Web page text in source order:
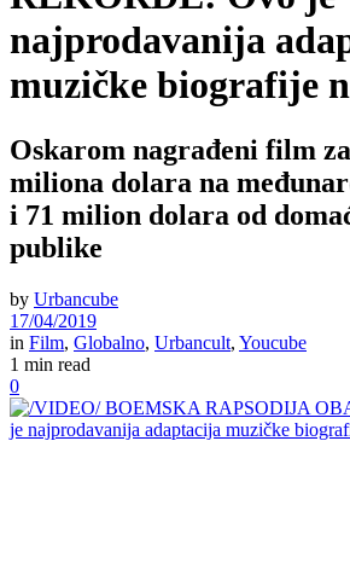
najprodavanija
muzičke biografije
Oskarom nagrađeni film
miliona dolara na
i 71 milion dolara od
publike
by Urbancube
17/04/2019
in Film, Globalno, Urbancult, Youcube
1 min read
0